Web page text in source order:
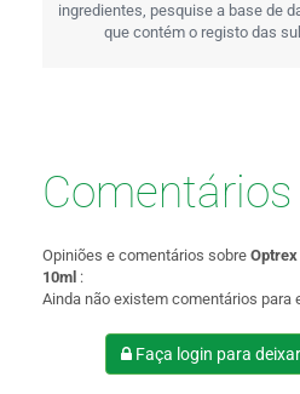
ingredientes, pesquise a base de
que contém o registo das
Comentários
Opiniões e comentários sobre Optrex
10ml :
Ainda não existem comentários para
Faça login para